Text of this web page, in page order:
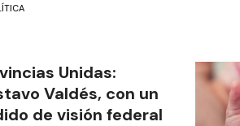
Unidas:
Valdés, con un
de visión federal